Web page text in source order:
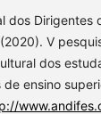
dos Dirigentes
V
dos
ensino